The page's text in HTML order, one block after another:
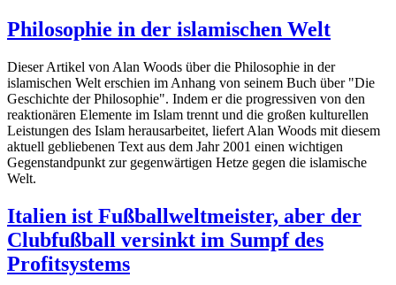
Philosophie in der islamischen Welt
Dieser Artikel von Alan Woods über die Philosophie in der
islamischen Welt erschien im Anhang von seinem Buch über "Die
Geschichte der Philosophie". Indem er die progressiven von den
reaktionären Elemente im Islam trennt und die großen kulturellen
Leistungen des Islam herausarbeitet, liefert Alan Woods mit diesem
aktuell gebliebenen Text aus dem Jahr 2001 einen wichtigen
Gegenstandpunkt zur gegenwärtigen Hetze gegen die islamische
Welt.
Italien ist Fußballweltmeister, aber der
Clubfußball versinkt im Sumpf des
Profitsystems